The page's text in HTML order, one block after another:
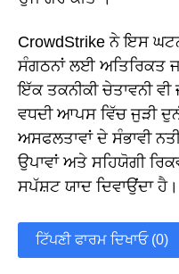
CrowdStrike ਨੇ ਇਸ
ਸੰਗਠਨਾਂ ਲਈ ਅਤਿਰਿਕਤ
ਇੱਕ ਤਕਨੀਕੀ ਚੇਤਾਵਨੀ
ਵਧਦੀ ਆਪਸ ਵਿੱਚ ਜੁੜੀ
ਅਸਫਲਤਾਵਾਂ ਦੇ ਸੰਭਾਵੀ
ਉਪਾਵਾਂ ਅਤੇ ਸਹਿਯੋਗੀ
ਸਪੱਸ਼ਟ ਯਾਦ ਦਿਵਾਉਂਦਾ ਹੈ।
ਟਿੱਪਣੀ ਫਾਰਮ ਦਿਖਾਓ (0)